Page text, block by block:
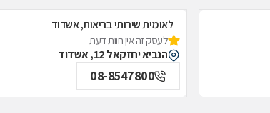
לאומית שירותי בריאות, אשדוד
לעסק זה אין חוות דעת
הנביא יחזקאל 12, אשדוד
08-8547800